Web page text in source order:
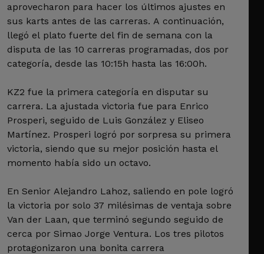
aprovecharon para hacer los últimos ajustes en
sus karts antes de las carreras. A continuación,
llegó el plato fuerte del fin de semana con la
disputa de las 10 carreras programadas, dos por
categoría, desde las 10:15h hasta las 16:00h.
KZ2 fue la primera categoría en disputar su
carrera. La ajustada victoria fue para Enrico
Prosperi, seguido de Luis González y Eliseo
Martínez. Prosperi logró por sorpresa su primera
victoria, siendo que su mejor posición hasta el
momento había sido un octavo.
En Senior Alejandro Lahoz, saliendo en pole logró
la victoria por solo 37 milésimas de ventaja sobre
Van der Laan, que terminó segundo seguido de
cerca por Simao Jorge Ventura. Los tres pilotos
protagonizaron una bonita carrera